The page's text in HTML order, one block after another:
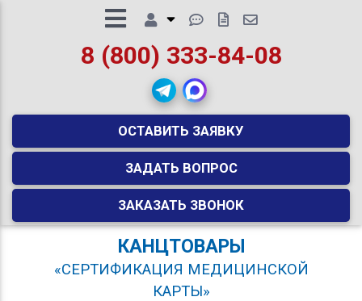
8 (800) 333-84-08
ОСТАВИТЬ ЗАЯВКУ
ЗАДАТЬ ВОПРОС
ЗАКАЗАТЬ ЗВОНОК
КАНЦТОВАРЫ
«СЕРТИФИКАЦИЯ МЕДИЦИНСКОЙ
КАРТЫ»